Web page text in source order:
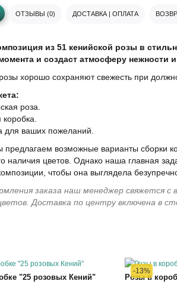
ОТЗЫВЫ (0) ДОСТАВКА | ОПЛАТА
из 51 кенийской розы в
и создаст атмосферу нежности
хорошо сохраняют свежесть при
роза.
для ваших пожеланий.
возможные варианты сборки
наличия цветов. Однако наша главная
чтобы она выглядела
заказа наш менеджер свяжется с
Доставка по центру включена в
"25 розовых Кений"
-13%
Розы в